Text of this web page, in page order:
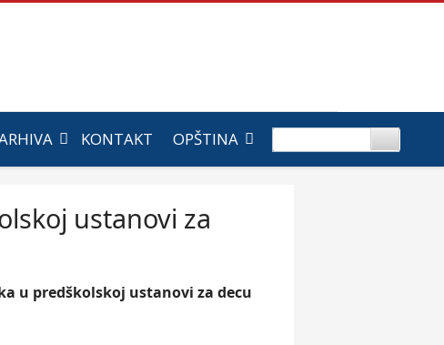
KONTAKT OPŠTINA
ustanovi za
u predškolskoj ustanovi za decu